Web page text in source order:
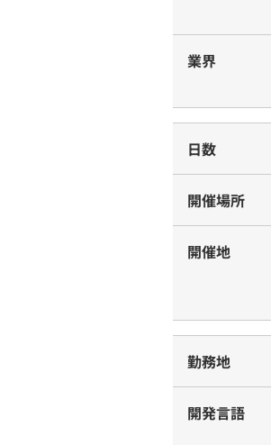
業界
日数
開催場所
開催地
勤務地
開発言語